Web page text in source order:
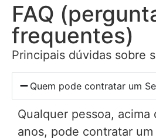
FAQ
frequentes)
Principais dúvidas sobre
Quem pode contratar um
Qualquer pessoa, acima
anos, pode contratar